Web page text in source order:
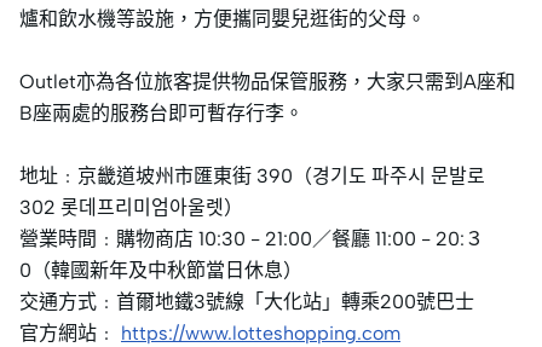
爐和飲水機等設施，方便攜同嬰兒逛街的父母。
Outlet亦為各位旅客提供物品保管服務，大家只需到A座和
B座兩處的服務台即可暫存行李。
地址﹕京畿道坡州市匯東街 390（경기도 파주시 문발로
302 롯데프리미엄아울렛）
營業時間﹕購物商店 10:30 - 21:00／餐廳 11:00 - 20:３
0（韓國新年及中秋節當日休息）
交通方式﹕首爾地鐵3號線「大化站」轉乘200號巴士
官方網站﹕ https://www.lotteshopping.com